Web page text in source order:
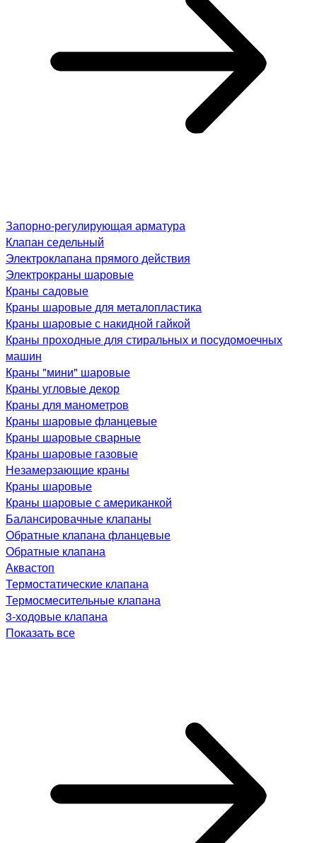
Запорно-регулирующая арматура
Клапан седельный
Электроклапана прямого действия
Электрокраны шаровые
Краны садовые
Краны шаровые для металопластика
Краны шаровые с накидной гайкой
Краны проходные для стиральных и посудомоечных
машин
Краны "мини" шаровые
Краны угловые декор
Краны для манометров
Краны шаровые фланцевые
Краны шаровые сварные
Краны шаровые газовые
Незамерзающие краны
Краны шаровые
Краны шаровые с американкой
Балансировачные клапаны
Обратные клапана фланцевые
Обратные клапана
Аквастоп
Термостатические клапана
Термосмесительные клапана
3-ходовые клапана
Показать все